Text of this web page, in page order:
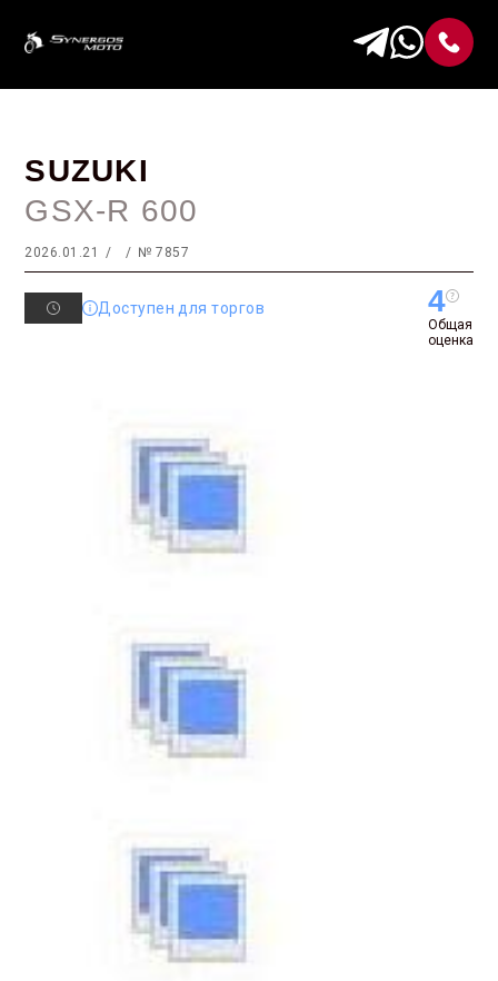
SUZUKI
GSX-R 600
2026.01.21 № 7857
Доступен для торгов 4
Общая
оценка